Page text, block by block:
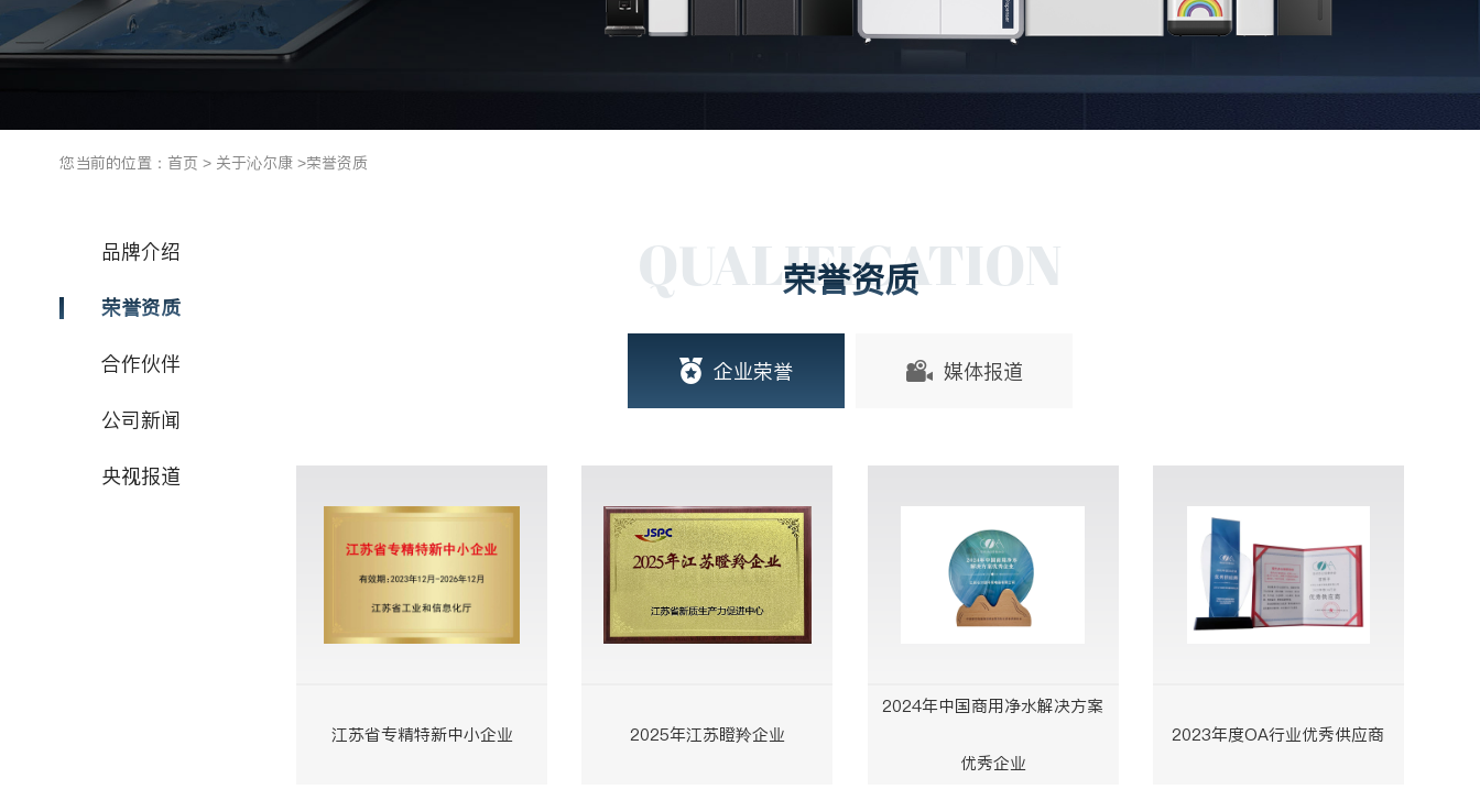
您当前的位置： 首页 > 关于沁尔康>荣誉资质
品牌介绍
荣誉资质
合作伙伴
公司新闻
央视报道
QUALIFICATION
荣誉资质
企业荣誉 媒体报道
江苏省专精特新中小企业 2025年江苏瞪羚企业
2024年中国商用净水解决方案
优秀企业
2023年度OA行业优秀供应商